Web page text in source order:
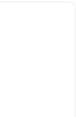
d’hôtel avec un lit, un